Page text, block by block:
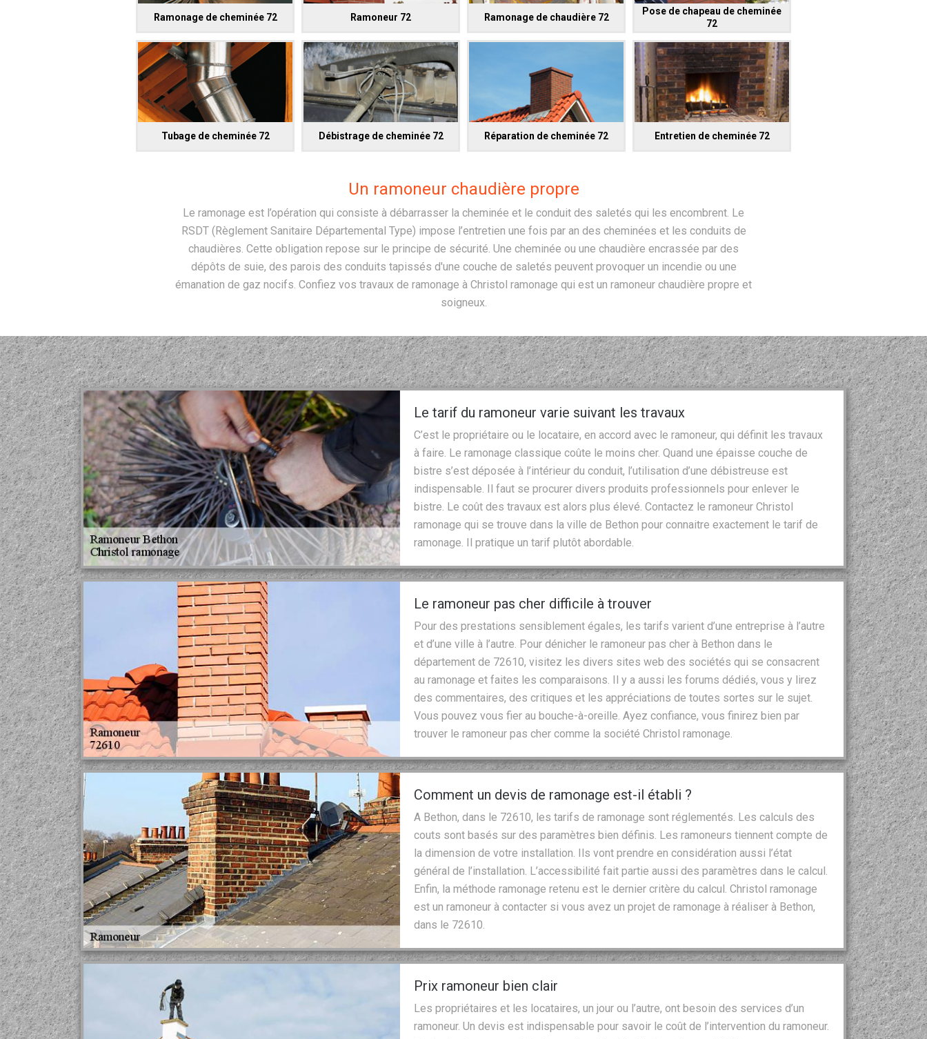
Ramonage de cheminée 72 Ramoneur 72 Ramonage de chaudière 72
Pose de chapeau de cheminée
72
Tubage de cheminée 72 Débistrage de cheminée 72 Réparation de cheminée 72 Entretien de cheminée 72
Un ramoneur chaudière propre
Le ramonage est l’opération qui consiste à débarrasser la cheminée et le conduit des saletés qui les encombrent. Le
RSDT (Règlement Sanitaire Départemental Type) impose l’entretien une fois par an des cheminées et les conduits de
chaudières. Cette obligation repose sur le principe de sécurité. Une cheminée ou une chaudière encrassée par des
dépôts de suie, des parois des conduits tapissés d'une couche de saletés peuvent provoquer un incendie ou une
émanation de gaz nocifs. Confiez vos travaux de ramonage à Christol ramonage qui est un ramoneur chaudière propre et
soigneux.
Le tarif du ramoneur varie suivant les travaux
C’est le propriétaire ou le locataire, en accord avec le ramoneur, qui définit les travaux
à faire. Le ramonage classique coûte le moins cher. Quand une épaisse couche de
bistre s’est déposée à l’intérieur du conduit, l’utilisation d’une débistreuse est
indispensable. Il faut se procurer divers produits professionnels pour enlever le
bistre. Le coût des travaux est alors plus élevé. Contactez le ramoneur Christol
ramonage qui se trouve dans la ville de Bethon pour connaitre exactement le tarif de
ramonage. Il pratique un tarif plutôt abordable.
Le ramoneur pas cher difficile à trouver
Pour des prestations sensiblement égales, les tarifs varient d’une entreprise à l’autre
et d’une ville à l’autre. Pour dénicher le ramoneur pas cher à Bethon dans le
département de 72610, visitez les divers sites web des sociétés qui se consacrent
au ramonage et faites les comparaisons. Il y a aussi les forums dédiés, vous y lirez
des commentaires, des critiques et les appréciations de toutes sortes sur le sujet.
Vous pouvez vous fier au bouche-à-oreille. Ayez confiance, vous finirez bien par
trouver le ramoneur pas cher comme la société Christol ramonage.
Comment un devis de ramonage est-il établi ?
A Bethon, dans le 72610, les tarifs de ramonage sont réglementés. Les calculs des
couts sont basés sur des paramètres bien définis. Les ramoneurs tiennent compte de
la dimension de votre installation. Ils vont prendre en considération aussi l’état
général de l’installation. L’accessibilité fait partie aussi des paramètres dans le calcul.
Enfin, la méthode ramonage retenu est le dernier critère du calcul. Christol ramonage
est un ramoneur à contacter si vous avez un projet de ramonage à réaliser à Bethon,
dans le 72610.
Prix ramoneur bien clair
Les propriétaires et les locataires, un jour ou l’autre, ont besoin des services d’un
ramoneur. Un devis est indispensable pour savoir le coût de l’intervention du ramoneur.